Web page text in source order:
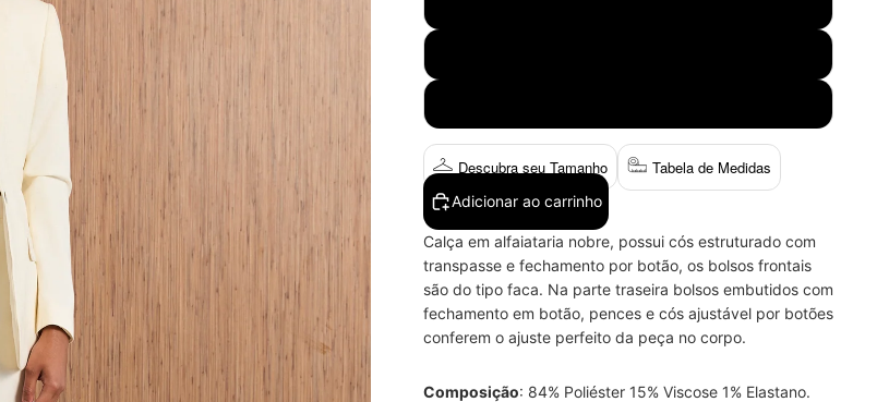
Descubra seu Tamanho Tabela de Medidas
Adicionar ao carrinho
Calça em alfaiataria nobre, possui cós estruturado com
transpasse e fechamento por botão, os bolsos frontais
são do tipo faca. Na parte traseira bolsos embutidos com
fechamento em botão, pences e cós ajustável por botões
conferem o ajuste perfeito da peça no corpo.
Composição: 84% Poliéster 15% Viscose 1% Elastano.